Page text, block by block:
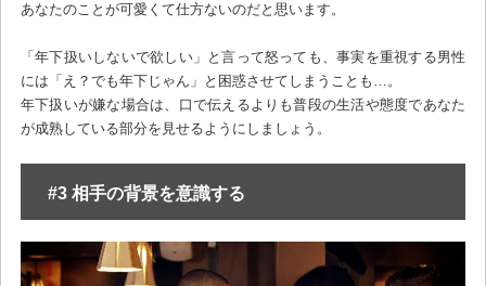
あなたのことが可愛くて仕方ないのだと思います。
「年下扱いしないで欲しい」と言って怒っても、事実を重視する男性
には「え？でも年下じゃん」と困惑させてしまうことも…。
年下扱いが嫌な場合は、口で伝えるよりも普段の生活や態度であなた
が成熟している部分を見せるようにしましょう。
#3 相手の背景を意識する